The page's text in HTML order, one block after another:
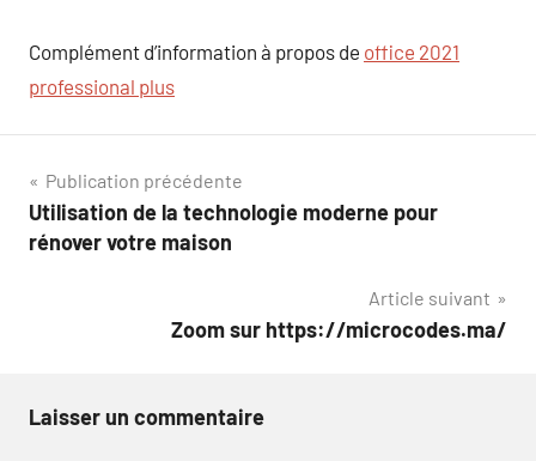
Complément d’information à propos de office 2021
professional plus
Navigation
de
Publication précédente
Utilisation de la technologie moderne pour
rénover votre maison
Article suivant
Zoom sur https://microcodes.ma/
Laisser un commentaire